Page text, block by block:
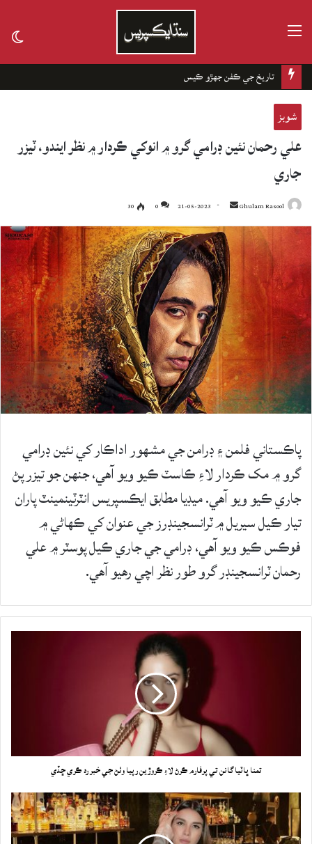
تاريخ جي ڪفن جھڙو ڪيس
شوبز
علي رحمان نئين ڊرامي گرو ۾ انوکي ڪردار ۾ نظر ايندو، ٽيزر
جاري
Ghulam Rasool
Send
an
email
21-05-2023
0
30
پاڪستاني فلمن ۽ ڊرامن جي مشهور اداڪار کي نئين ڊرامي
گرو ۾ مک ڪردار لاءِ ڪاسٽ ڪيو ويو آهي، جنهن جو تيزر پڻ
جاري ڪيو ويو آهي. ميڊيا مطابق ايڪسپريس انٽرٽينمينٽ پاران
تيار ڪيل سيريل ۾ ٽرانسجينڊرز جي عنوان کي ڪهاڻي ۾
فوڪس ڪيو ويو آهي، ڊرامي جي جاري ڪيل پوسٽر ۾ علي
رحمان ٽرانسجينڊر گرو طور نظر اچي رهيو آهي.
تمنا ڀاٽيا گانن تي پرفارم ڪرڻ لاءِ ڪروڙين رپيا وٺڻ جي خبر رد ڪري ڇڏي